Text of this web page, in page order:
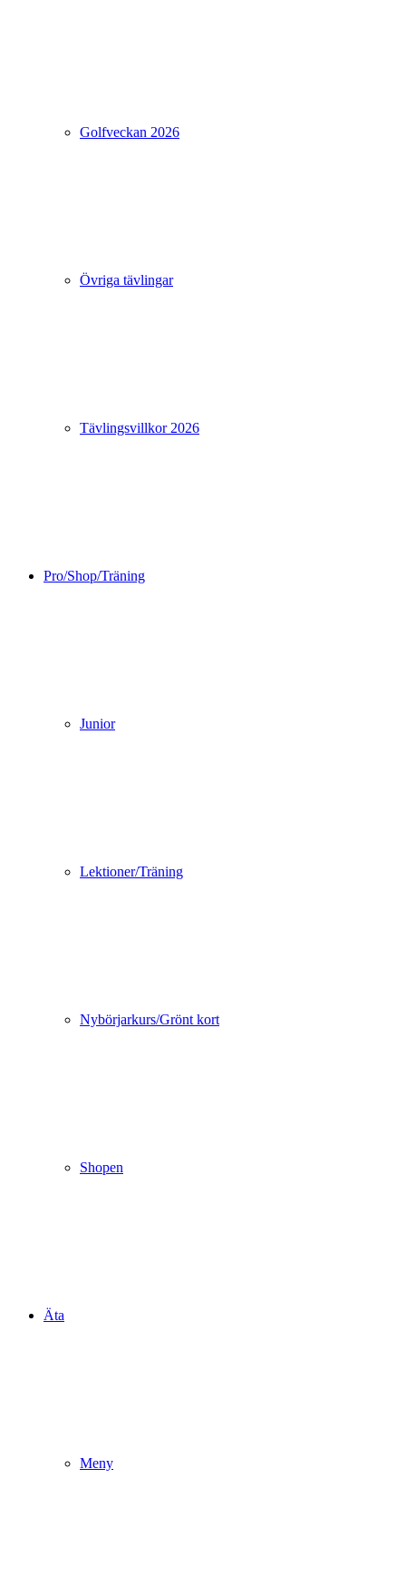
Golfveckan 2026
Övriga tävlingar
Tävlingsvillkor 2026
Pro/Shop/Träning
Junior
Lektioner/Träning
Nybörjarkurs/Grönt kort
Shopen
Äta
Meny